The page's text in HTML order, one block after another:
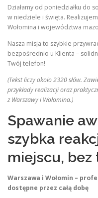
Działamy od poniedziałku do
w niedziele i święta.
Wołomina i województwa
Nasza misja to szybkie
bezpośrednio u Klienta –
Twój telefon!
(Tekst liczy około 2320 słów.
przykłady realizacji oraz
z Warszawy i Wołomina.)
Spawanie
szybka
miejscu,
Warszawa i Wołomin –
dostępne przez całą dobę